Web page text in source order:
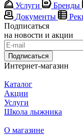
Услуги
Бренды
Документы
Подписаться
на новости и акции
Подписаться
Интернет-магазин
Каталог
Акции
Услуги
Школа лыжника
О магазине